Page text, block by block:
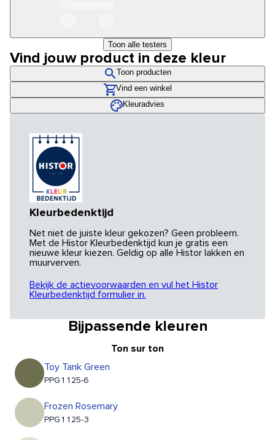
Toon alle testers
Vind jouw product in deze kleur
Toon producten
Vind een winkel
Kleuradvies
Kleurbedenktijd
Net niet de juiste kleur gekozen? Geen probleem.
Met de Histor Kleurbedenktijd kun je gratis een
nieuwe kleur kiezen. Geldig op alle Histor lakken en
muurverven.
Bekijk de actievoorwaarden en vul het Histor
Kleurbedenktijd formulier in.
Bijpassende kleuren
Ton sur ton
Toy Tank Green
PPG1125-6
Frozen Rosemary
PPG1125-3